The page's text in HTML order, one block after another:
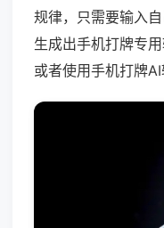
规律，只需要输入
生成出手机打牌专
或者使用手机打牌AI